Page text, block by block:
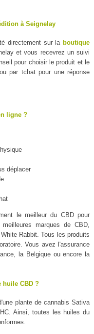
à Seignelay
directement sur la boutique
et vous recevrez un suivi
pour choisir le produit et le
par tchat pour une réponse
ligne ?
déplacer
le meilleur du CBD pour
marques de CBD,
Rabbit. Tous les produits
Vous avez l'assurance
la Belgique ou encore la
huile CBD ?
plante de cannabis Sativa
Ainsi, toutes les huiles du